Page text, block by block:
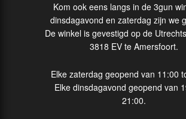
Kom ook eens langs in de 3gun
dinsdagavond en zaterdag zijn we
De winkel is gevestigd op de
3818 EV te Amersfoort.
Elke zaterdag geopend van 11:00
Elke dinsdagavond geopend van
21:00.